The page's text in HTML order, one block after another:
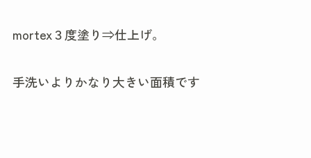
mortex３度塗り⇒仕上げ。
手洗いよりかなり大きい面積です